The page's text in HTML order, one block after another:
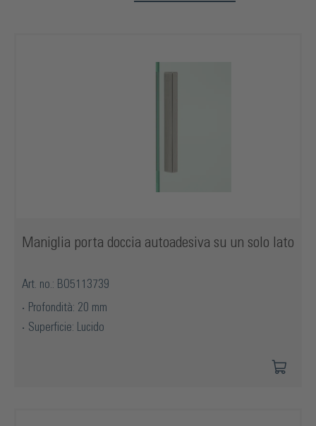
Maniglia porta doccia autoadesiva su un solo lato
Art. no.: BO5113739
Profondità: 20 mm
Superficie: Lucido